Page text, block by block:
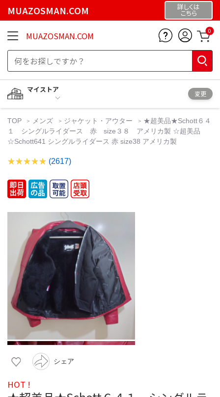
MUAZOSMAN.COM 詳しくは
こちら
MUAZOSMAN.COM 0
マイストア
変更
TOP メンズ ジャケット・アウター
★超美品★Schott６４
１ シングルライダース 赤 size３８ アメリカ製 ☆超美品
☆Schott641 シングルライダース 赤 size38 アメリカ製
(2617)
シェア
HOT !